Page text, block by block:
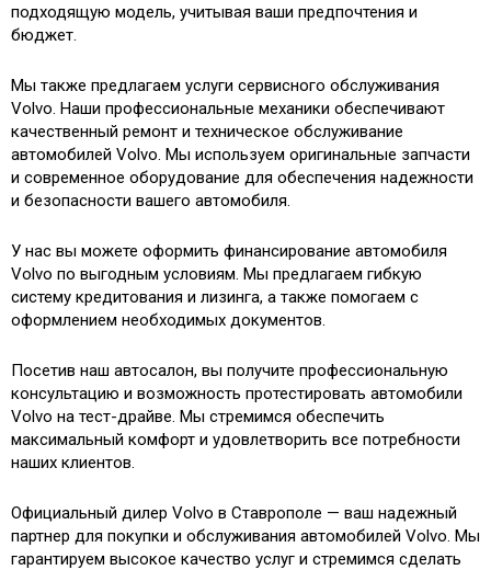
подходящую модель, учитывая ваши предпочтения и
бюджет.
Мы также предлагаем услуги сервисного обслуживания
Volvo. Наши профессиональные механики обеспечивают
качественный ремонт и техническое обслуживание
автомобилей Volvo. Мы используем оригинальные запчасти
и современное оборудование для обеспечения надежности
и безопасности вашего автомобиля.
У нас вы можете оформить финансирование автомобиля
Volvo по выгодным условиям. Мы предлагаем гибкую
систему кредитования и лизинга, а также помогаем с
оформлением необходимых документов.
Посетив наш автосалон, вы получите профессиональную
консультацию и возможность протестировать автомобили
Volvo на тест-драйве. Мы стремимся обеспечить
максимальный комфорт и удовлетворить все потребности
наших клиентов.
Официальный дилер Volvo в Ставрополе — ваш надежный
партнер для покупки и обслуживания автомобилей Volvo. Мы
гарантируем высокое качество услуг и стремимся сделать